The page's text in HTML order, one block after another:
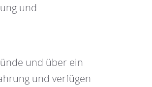
und
und über ein
und verfügen